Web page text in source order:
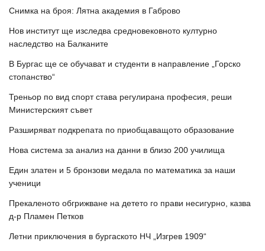
Снимка на броя: Лятна академия в Габрово
Нов институт ще изследва средновековното културно
наследство на Балканите
В Бургас ще се обучават и студенти в направление „Горско
стопанство“
Треньор по вид спорт става регулирана професия, реши
Министерският съвет
Разширяват подкрепата по приобщаващото образование
Нова система за анализ на данни в близо 200 училища
Един златен и 5 бронзови медала по математика за наши
ученици
Прекаленото обгрижване на детето го прави несигурно, казва
д-р Пламен Петков
Летни приключения в бургаското НЧ „Изгрев 1909“